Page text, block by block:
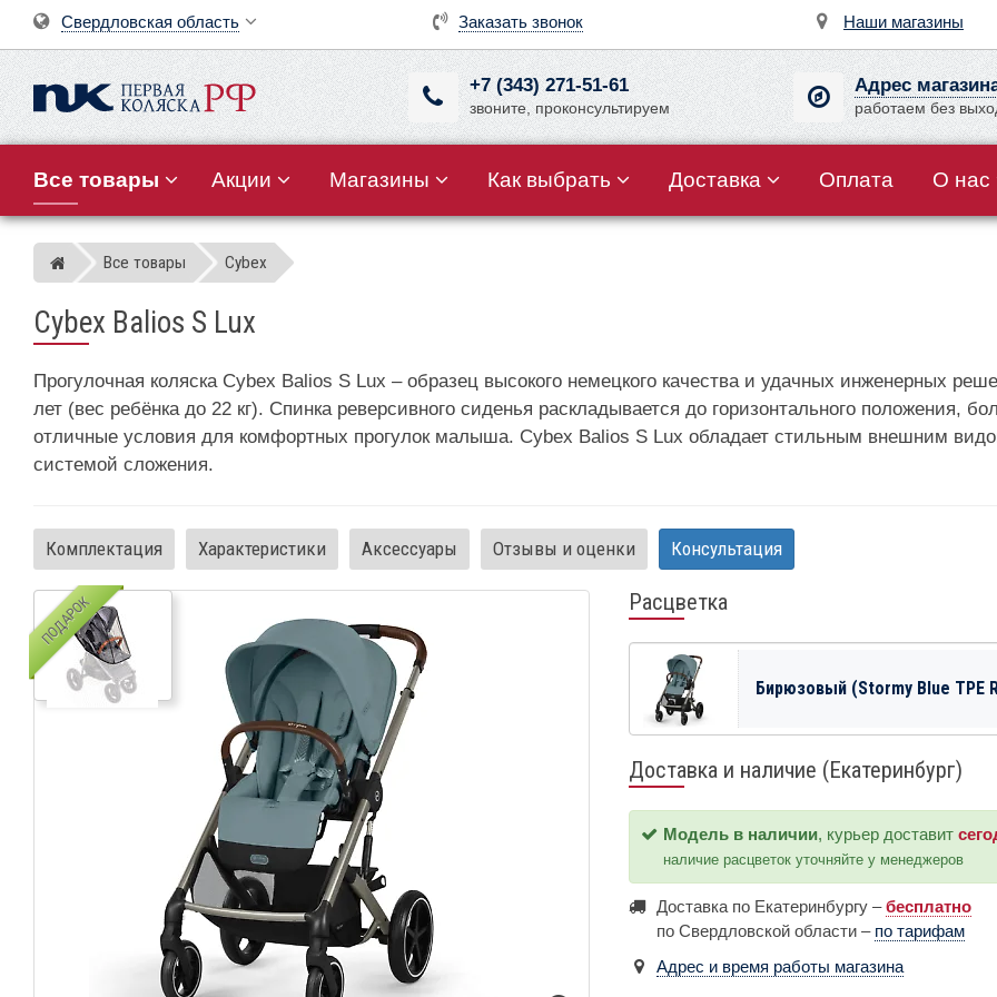
Заказать звонок Наши магазины
Свердловская область
+7 (343) 271-51-61
звоните, проконсультируем
Адрес
работаем без
Все товары Акции Магазины Как выбрать Доставка Оплата О нас
Магазин детских колясок
Все товары Cybex
Cybex Balios S Lux
Прогулочная коляска Cybex Balios S Lux – образец высокого немецкого качества и удачных инженерных
лет (вес ребёнка до 22 кг). Спинка реверсивного сиденья раскладывается до горизонтального положения,
отличные условия для комфортных прогулок малыша. Cybex Balios S Lux обладает стильным внешним
системой сложения.
Комплектация Характеристики Аксессуары Отзывы и оценки Консультация
ПОДАРОК Расцветка
Бирюзовый (Stormy Blue TPE
Доставка и наличие (Екатеринбург)
Модель в наличии, курьер доставит
наличие расцветок уточняйте у менеджеров
Доставка по Екатеринбургу –бесплатно
по Свердловской области – по тарифам
Адрес и время работы магазина